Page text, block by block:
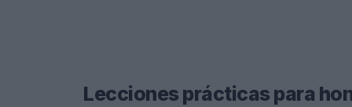
Lecciones prácticas para